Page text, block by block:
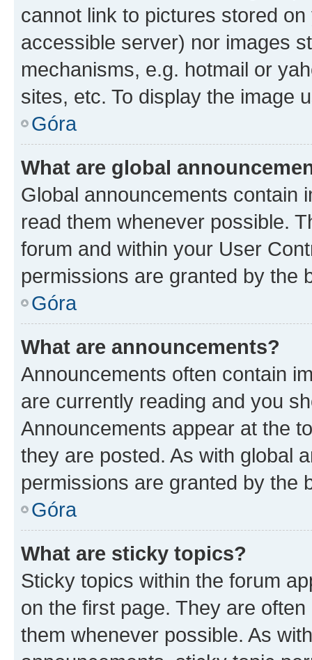
cannot link to pictures stored
accessible server) nor images
mechanisms, e.g. hotmail or
sites, etc. To display the image
Góra
What are global
Global announcements contain
read them whenever possible.
forum and within your User
permissions are granted by the
Góra
What are announcements?
Announcements often contain
are currently reading and you
Announcements appear at the
they are posted. As with global
permissions are granted by the
Góra
What are sticky topics?
Sticky topics within the forum
on the first page. They are
them whenever possible. As